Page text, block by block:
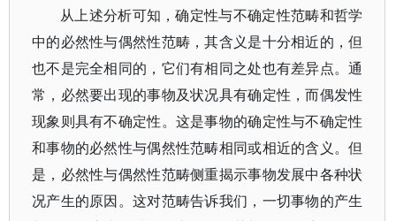
从上述分析可知，确定性与不确定性范畴和哲学
中的必然性与偶然性范畴，其含义是十分相近的，但
也不是完全相同的，它们有相同之处也有差异点。通
常，必然要出现的事物及状况具有确定性，而偶发性
现象则具有不确定性。这是事物的确定性与不确定性
和事物的必然性与偶然性范畴相同或相近的含义。但
是，必然性与偶然性范畴侧重揭示事物发展中各种状
况产生的原因。这对范畴告诉我们，一切事物的产生